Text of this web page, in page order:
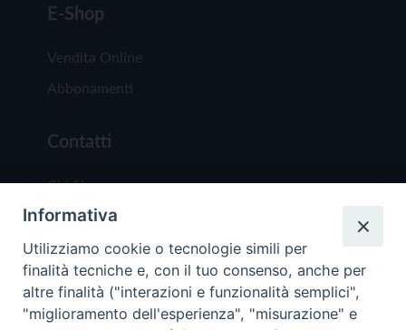
E-Shop
Vendita Online
Abbonamenti
Contatti
Chi Siamo
Redazione
Scrivici
Informativa
Utilizziamo cookie o tecnologie simili per
finalità tecniche e, con il tuo consenso, anche per
altre finalità ("interazioni e funzionalità semplici",
"miglioramento dell'esperienza", "misurazione" e